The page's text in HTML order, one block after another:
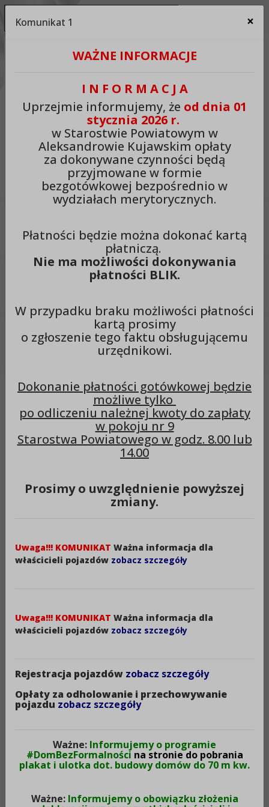
Ukryj panel ułatwień dostępu
A++ Zmień odstęp między literami
Zmień interlinię i margines
Czytaj odnośniki Czytaj tekst
Aleksandrowie Kujawskim
Menu
Wykonanie, dostawę oraz
odbiór i utylizację tablic
rejestracyjnych wycofanych
z użytku dla potrzeb
Wydziału Komunikacji i
Transportu Starostwa
Aleksandrowie Kujawskim
na rok 2025.
Przed terminem składania ofert
Tryb zamówienia publicznego:
Tryb podstawowy bez negocjacji
Data ogłoszenia:
27-11-2024
Komunikat 1 ×
WAŻNE INFORMACJE
I N F O R M A C J A
Uprzejmie informujemy, że od dnia 01
stycznia 2026 r.
w Starostwie Powiatowym w
Aleksandrowie Kujawskim opłaty
za dokonywane czynności będą
przyjmowane w formie
bezgotówkowej bezpośrednio w
wydziałach merytorycznych.
Płatności będzie można dokonać kartą
płatniczą.
Nie ma możliwości dokonywania
płatności BLIK.
W przypadku braku możliwości płatności
kartą prosimy
o zgłoszenie tego faktu obsługującemu
urzędnikowi.
Dokonanie płatności gotówkowej będzie
możliwe tylko
po odliczeniu należnej kwoty do zapłaty
w pokoju nr 9
Starostwa Powiatowego w godz. 8.00 lub
14.00
Prosimy o uwzględnienie powyższej
zmiany.
Uwaga!!! KOMUNIKAT Ważna informacja dla
właścicieli pojazdów zobacz szczegóły
Uwaga!!! KOMUNIKAT Ważna informacja dla
właścicieli pojazdów zobacz szczegóły
Rejestracja pojazdów zobacz szczegóły
Opłaty za odholowanie i przechowywanie
pojazdu zobacz szczegóły
Ważne: Informujemy o programie
#DomBezFormalności na stronie do pobrania
plakat i ulotka dot. budowy domów do 70 m kw.
Ważne: Informujemy o obowiązku złożenia